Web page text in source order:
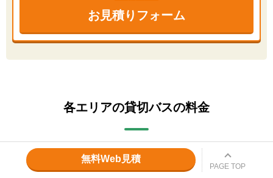
お見積りフォーム
各エリアの貸切バスの料金
北海道・東北
無料Web見積
PAGE TOP